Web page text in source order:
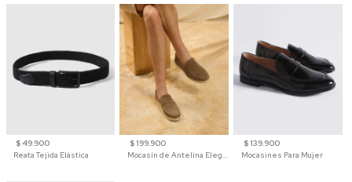
$ 49.900
Reata Tejida Elástica
$ 199.900
Mocasín de Antelina Elegante con Suela de Contraste Para Hombre
$ 139.900
Mocasines Para Mujer